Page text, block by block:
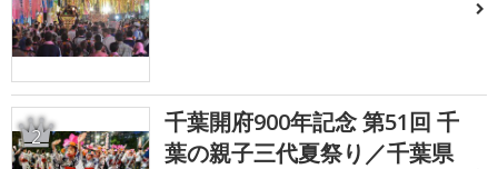
2
千葉開府900年記念 第51回 千
葉の親子三代夏祭り／千葉県